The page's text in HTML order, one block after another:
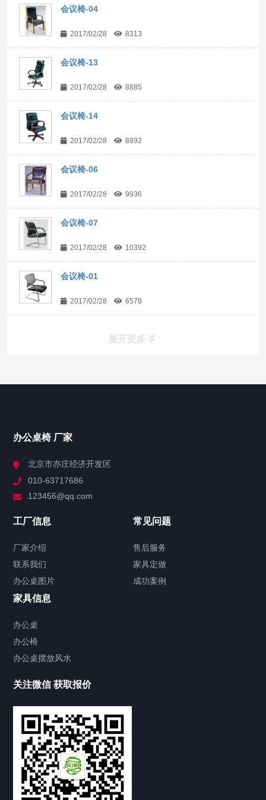
会议椅-04
2017/02/28 8313
会议椅-13
2017/02/28 8885
会议椅-14
2017/02/28 8892
会议椅-06
2017/02/28 9936
会议椅-07
2017/02/28 10392
会议椅-01
2017/02/28 6578
展开更多
大班台 主管桌
屏风办公隔断
办公屏风隔断 屏风高隔断
办公会议桌 折叠会议桌
文件柜
办公文件柜
办公沙发
办公椅
老板椅 办公椅
其他家具
办公桌摆放风水 家具新闻
办公桌椅 厂家
北京市亦庄经济开发区
010-63717686
123456@qq.com
工厂信息
厂家介绍
联系我们
办公桌图片
常见问题
售后服务
家具定做
成功案例
家具信息
办公桌
办公椅
办公桌摆放风水
关注微信 获取报价